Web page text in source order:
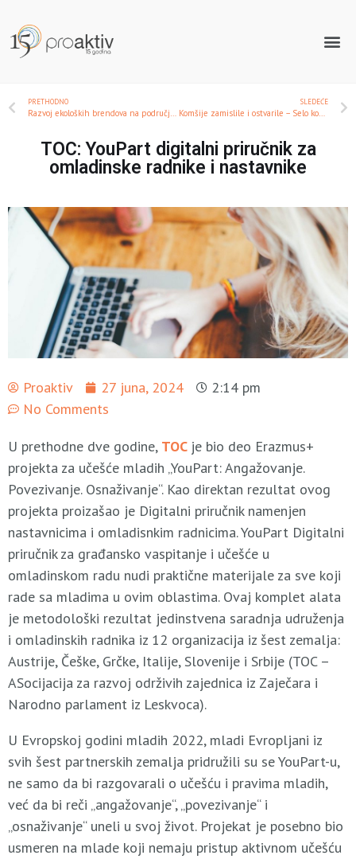
PRETHODNO
Razvoj ekoloških brendova na području Stare planine
SLEDEĆE
Komšije zamislile i ostvarile – Selo kod Trstenika sada ima eko prese i reciklažne kontejnere
TOC: YouPart digitalni priručnik za
omladinske radnike i nastavnike
Proaktiv 27 juna, 2024
2:14 pm
No Comments
U prethodne dve godine, TOC je bio deo Erazmus+
projekta za učešće mladih „YouPart: Angažovanje.
Povezivanje. Osnaživanje“. Kao direktan rezultat ovog
projekta proizašao je Digitalni priručnik namenjen
nastavnicima i omladisnkim radnicima. YouPart Digitalni
priručnik za građansko vaspitanje i učešće u
omladinskom radu nudi praktične materijale za sve koji
rade sa mladima u ovim oblastima. Ovaj komplet alata
je metodološki rezultat jedinstvena saradnja udruženja
i omladinskih radnika iz 12 organizacija iz šest zemalja:
Austrije, Češke, Grčke, Italije, Slovenije i Srbije (TOC –
ASocijacija za razvoj održivih zajednica iz Zaječara i
Narodno parlament iz Leskvoca).
U Evropskoj godini mladih 2022, mladi Evropljani iz
svih šest partnerskih zemalja pridružili su se YouPart-u,
ne samo da bi razgovarali o učešću i pravima mladih,
već da bi reči „angažovanje“, „povezivanje“ i
„osnaživanje“ uneli u svoj život. Projekat je posebno bio
usmeren na mlade koji nemaju pristup aktivnom učešću